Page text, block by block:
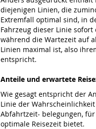
diejenigen Linien, die
Extremfall optimal sind, in
Fahrzeug dieser Linie
während die Wartezeit auf
Linien maximal ist, also
entspricht.
Anteile und erwartete
Wie gesagt entspricht der
Linie der
Abfahrtzeit- belegungen,
optimale Reisezeit bietet.